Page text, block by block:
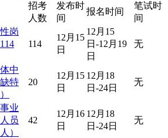
招考
人数
发布时
间
报名时间
笔试时
间
岗
114
12月15
日
12月15
日-12月19
日
无
中
特
20
12月15
日
12月18
日-24日
无
业
员
）
42
12月16
日
12月18
日-24日
无